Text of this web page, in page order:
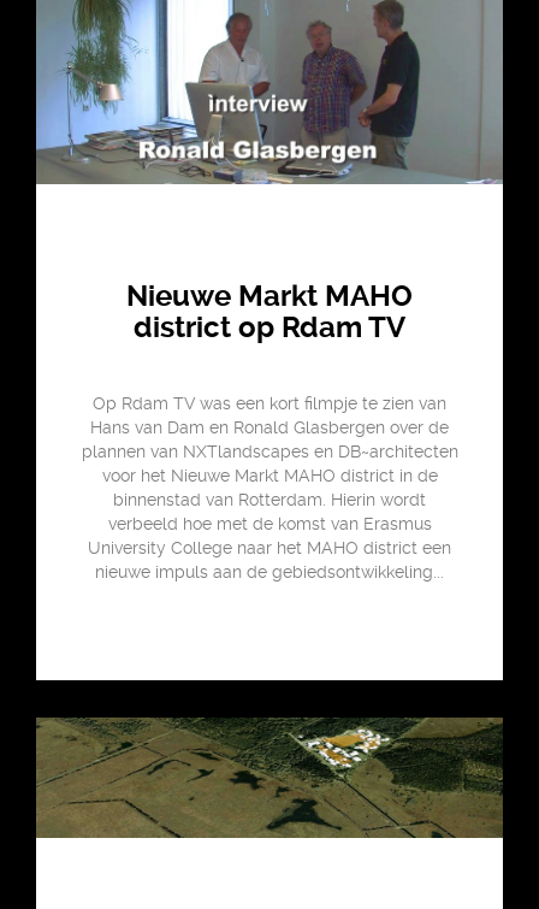
Nieuwe Markt MAHO
district op Rdam TV
Op Rdam TV was een kort filmpje te zien van
Hans van Dam en Ronald Glasbergen over de
plannen van NXTlandscapes en DB~architecten
voor het Nieuwe Markt MAHO district in de
binnenstad van Rotterdam. Hierin wordt
verbeeld hoe met de komst van Erasmus
University College naar het MAHO district een
nieuwe impuls aan de gebiedsontwikkeling...